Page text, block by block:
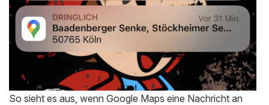
So sieht es aus, wenn Google Maps eine Nachricht an